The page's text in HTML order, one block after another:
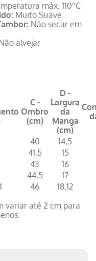
máx. 110°C
Muito Suave
Não secar em
alvejar
C -
Ombro
(cm)
D -
Largura
da
Manga
(cm)
40
14,5
41,5
15
43
16
44,5
17
46
18,12
variar até 2 cm para